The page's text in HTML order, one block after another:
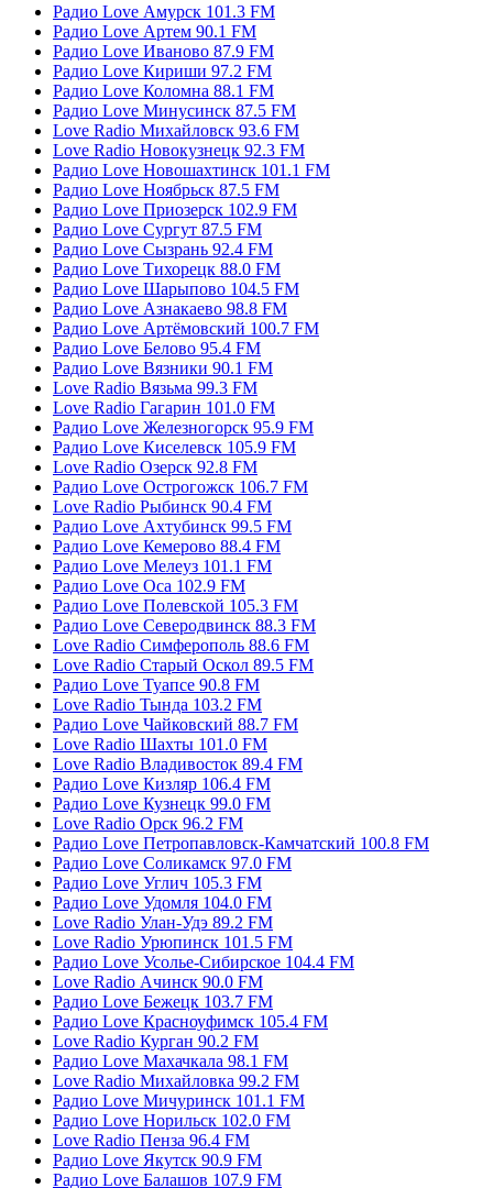
Радио Love Амурск 101.3 FM
Радио Love Артем 90.1 FM
Радио Love Иваново 87.9 FM
Радио Love Кириши 97.2 FM
Радио Love Коломна 88.1 FM
Радио Love Минусинск 87.5 FM
Love Radio Михайловск 93.6 FM
Love Radio Новокузнецк 92.3 FM
Радио Love Новошахтинск 101.1 FM
Радио Love Ноябрьск 87.5 FM
Радио Love Приозерск 102.9 FM
Радио Love Сургут 87.5 FM
Радио Love Сызрань 92.4 FM
Радио Love Тихорецк 88.0 FM
Радио Love Шарыпово 104.5 FM
Радио Love Азнакаево 98.8 FM
Радио Love Артёмовский 100.7 FM
Радио Love Белово 95.4 FM
Радио Love Вязники 90.1 FM
Love Radio Вязьма 99.3 FM
Love Radio Гагарин 101.0 FM
Радио Love Железногорск 95.9 FM
Радио Love Киселевск 105.9 FM
Love Radio Озерск 92.8 FM
Радио Love Острогожск 106.7 FM
Love Radio Рыбинск 90.4 FM
Радио Love Ахтубинск 99.5 FM
Радио Love Кемерово 88.4 FM
Радио Love Мелеуз 101.1 FM
Радио Love Оса 102.9 FM
Радио Love Полевской 105.3 FM
Радио Love Северодвинск 88.3 FM
Love Radio Симферополь 88.6 FM
Love Radio Старый Оскол 89.5 FM
Радио Love Туапсе 90.8 FM
Love Radio Тында 103.2 FM
Радио Love Чайковский 88.7 FM
Love Radio Шахты 101.0 FM
Love Radio Владивосток 89.4 FM
Радио Love Кизляр 106.4 FM
Радио Love Кузнецк 99.0 FM
Love Radio Орск 96.2 FM
Радио Love Петропавловск-Камчатский 100.8 FM
Радио Love Соликамск 97.0 FM
Радио Love Углич 105.3 FM
Радио Love Удомля 104.0 FM
Love Radio Улан-Удэ 89.2 FM
Love Radio Урюпинск 101.5 FM
Радио Love Усолье-Сибирское 104.4 FM
Love Radio Ачинск 90.0 FM
Радио Love Бежецк 103.7 FM
Радио Love Красноуфимск 105.4 FM
Love Radio Курган 90.2 FM
Радио Love Махачкала 98.1 FM
Love Radio Михайловка 99.2 FM
Радио Love Мичуринск 101.1 FM
Радио Love Норильск 102.0 FM
Love Radio Пенза 96.4 FM
Радио Love Якутск 90.9 FM
Радио Love Балашов 107.9 FM